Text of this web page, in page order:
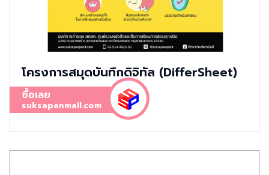
โครงการสมุดบันทึกดิจิทัล (DifferSheet)
ซื้อเลย
suksapanmall.com